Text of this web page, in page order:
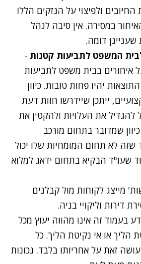
ולפיצוי על הנזקים הללו
במסירה. אין סיבה לנהל
דומה.
המשפט לתביעות קטנות -
איחורים בבית משפט לתביעות
יהיו פחות טובות. כיוון
ייתכן שיידרשו חוות דעת
להגדיל את העלויות ולהקטין את
שמדובר בתחום מורכב
לא תחום המומחיות שלו יכול
שעו"ד הבקיא בתחום ידאג למלוא
מייצג לקוחות מול קבלנים
דירות וליקויי בניה.
בעמוד זה אינו מהווה יעוץ מכל
הליך או אי נקיטת הליך. כל
זאת על אחריותו בלבד. נכונות